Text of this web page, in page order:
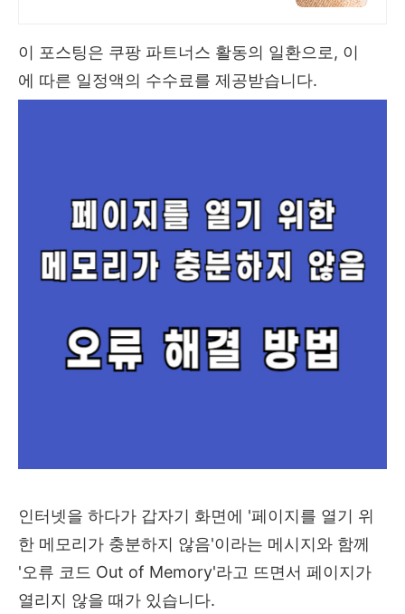
일단 문의부탁드립니다.
이 포스팅은 쿠팡 파트너스 활동의 일환으로, 이
에 따른 일정액의 수수료를 제공받습니다.
인터넷을 하다가 갑자기 화면에 '페이지를 열기 위
한 메모리가 충분하지 않음'이라는 메시지와 함께
'오류 코드 Out of Memory'라고 뜨면서 페이지가
열리지 않을 때가 있습니다.